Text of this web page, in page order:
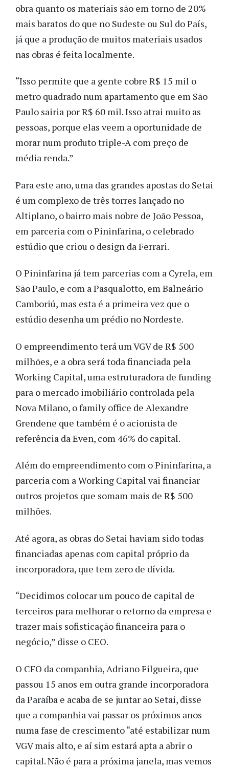
obra quanto os materiais são em torno de 20%
mais baratos do que no Sudeste ou Sul do País,
já que a produção de muitos materiais usados
nas obras é feita localmente.
“Isso permite que a gente cobre R$ 15 mil o
metro quadrado num apartamento que em São
Paulo sairia por R$ 60 mil. Isso atrai muito as
pessoas, porque elas veem a oportunidade de
morar num produto triple-A com preço de
média renda.”
Para este ano, uma das grandes apostas do Setai
é um complexo de três torres lançado no
Altiplano, o bairro mais nobre de João Pessoa,
em parceria com o Pininfarina, o celebrado
estúdio que criou o design da Ferrari.
O Pininfarina já tem parcerias com a Cyrela, em
São Paulo, e com a Pasqualotto, em Balneário
Camboriú, mas esta é a primeira vez que o
estúdio desenha um prédio no Nordeste.
O empreendimento terá um VGV de R$ 500
milhões, e a obra será toda financiada pela
Working Capital, uma estruturadora de funding
para o mercado imobiliário controlada pela
Nova Milano, o family office de Alexandre
Grendene que também é o acionista de
referência da Even, com 46% do capital.
Além do empreendimento com o Pininfarina, a
parceria com a Working Capital vai financiar
outros projetos que somam mais de R$ 500
milhões.
Até agora, as obras do Setai haviam sido todas
financiadas apenas com capital próprio da
incorporadora, que tem zero de dívida.
“Decidimos colocar um pouco de capital de
terceiros para melhorar o retorno da empresa e
trazer mais sofisticação financeira para o
negócio,” disse o CEO.
O CFO da companhia, Adriano Filgueira, que
passou 15 anos em outra grande incorporadora
da Paraíba e acaba de se juntar ao Setai, disse
que a companhia vai passar os próximos anos
numa fase de crescimento “até estabilizar num
VGV mais alto, e aí sim estará apta a abrir o
capital. Não é para a próxima janela, mas vemos